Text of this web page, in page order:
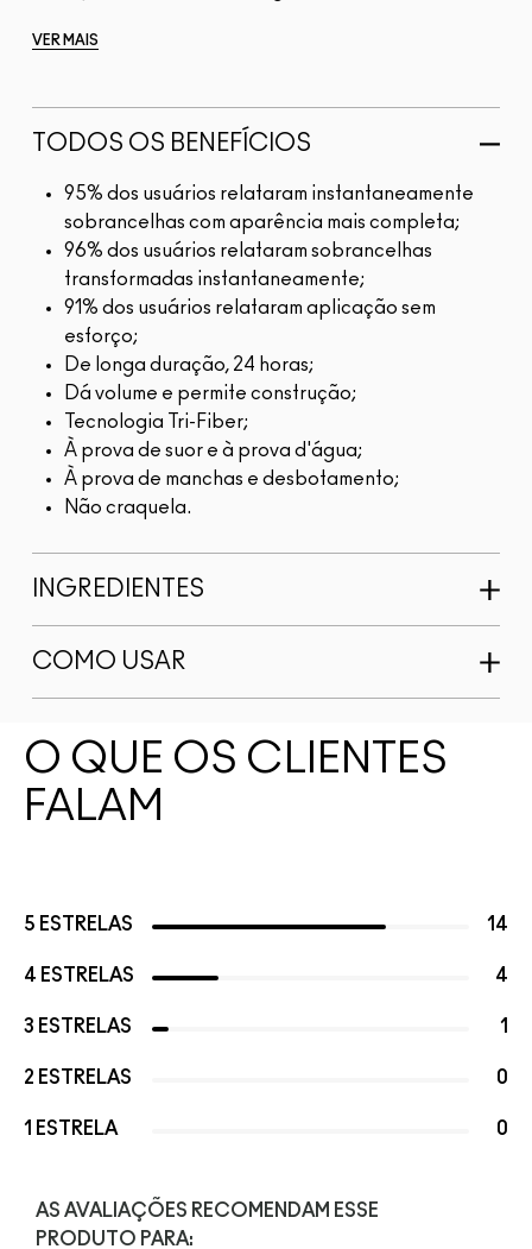
VER MAIS
TODOS OS BENEFÍCIOS
95% dos usuários relataram instantaneamente
sobrancelhas com aparência mais completa;
96% dos usuários relataram sobrancelhas
transformadas instantaneamente;
91% dos usuários relataram aplicação sem
esforço;
De longa duração, 24 horas;
Dá volume e permite construção;
Tecnologia Tri-Fiber;
À prova de suor e à prova d'água;
À prova de manchas e desbotamento;
Não craquela.
INGREDIENTES
COMO USAR
O QUE OS CLIENTES
FALAM
5 ESTRELAS 14
4 ESTRELAS 4
3 ESTRELAS 1
2 ESTRELAS 0
1 ESTRELA 0
AS AVALIAÇÕES RECOMENDAM ESSE
PRODUTO PARA: